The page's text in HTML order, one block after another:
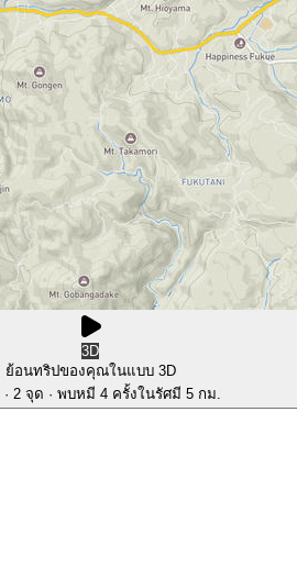
3D
ย้อนทริปของคุณในแบบ 3D
· 2 จุด · พบหมี 4 ครั้งในรัศมี 5 กม.